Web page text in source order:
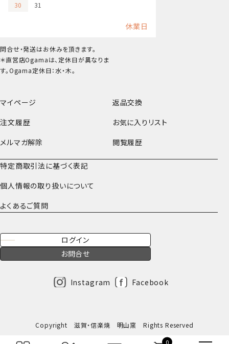
0
マイページ
返品交換
注文履歴
お気に入りリスト
メルマガ解除
閲覧履歴
特定商取引法に基づく表記
個人情報の取り扱いについて
よくあるご質問
ログイン
お問合せ
Instagram Facebook
30
31
休業日
問合せ・発送はお休みを頂きます。
＊直営店Ogamaは、定休日が異なりま
す。Ogama定休日：水・木。
Copyright 滋賀・信楽焼 明山窯 Rights Reserved